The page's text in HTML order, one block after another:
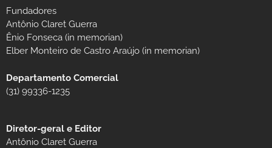
Fundadores
Antônio Claret Guerra
Ênio Fonseca (in memorian)
Elber Monteiro de Castro Araújo (in memorian)
Departamento Comercial
(31) 99336-1235
Diretor-geral e Editor
Antônio Claret Guerra